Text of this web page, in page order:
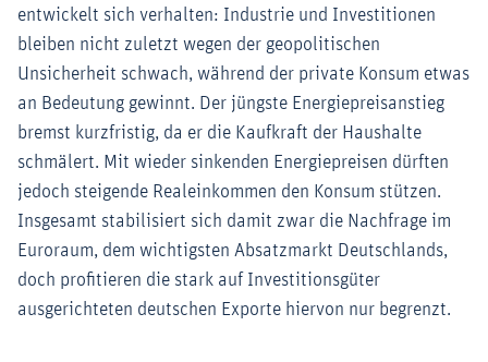
entwickelt sich verhalten: Industrie und Investitionen
bleiben nicht zuletzt wegen der geopolitischen
Unsicherheit schwach, während der private Konsum etwas
an Bedeutung gewinnt. Der jüngste Energiepreisanstieg
bremst kurzfristig, da er die Kaufkraft der Haushalte
schmälert. Mit wieder sinkenden Energiepreisen dürften
jedoch steigende Realeinkommen den Konsum stützen.
Insgesamt stabilisiert sich damit zwar die Nachfrage im
Euroraum, dem wichtigsten Absatzmarkt Deutschlands,
doch profitieren die stark auf Investitionsgüter
ausgerichteten deutschen Exporte hiervon nur begrenzt.